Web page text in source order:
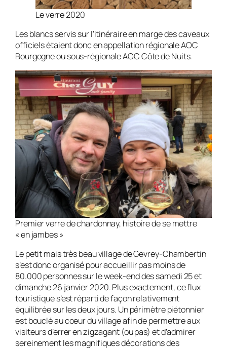
Le verre 2020
Les blancs servis sur l’itinéraire en marge des caveaux
officiels étaient donc en appellation régionale AOC
Bourgogne ou sous-régionale AOC Côte de Nuits.
Premier verre de chardonnay, histoire de se mettre
« en jambes »
Le petit mais très beau village de Gevrey-Chambertin
s’est donc organisé pour accueillir pas moins de
80.000 personnes sur le week-end des samedi 25 et
dimanche 26 janvier 2020. Plus exactement, ce flux
touristique s’est réparti de façon relativement
équilibrée sur les deux jours. Un périmètre piétonnier
est bouclé au coeur du village afin de permettre aux
visiteurs d’errer en zigzagant (ou pas) et d’admirer
sereinement les magnifiques décorations des